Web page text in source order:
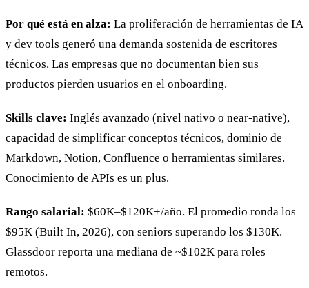
Por qué está en alza: La proliferación de herramientas de IA
y dev tools generó una demanda sostenida de escritores
técnicos. Las empresas que no documentan bien sus
productos pierden usuarios en el onboarding.
Skills clave: Inglés avanzado (nivel nativo o near-native),
capacidad de simplificar conceptos técnicos, dominio de
Markdown, Notion, Confluence o herramientas similares.
Conocimiento de APIs es un plus.
Rango salarial: $60K–$120K+/año. El promedio ronda los
$95K (Built In, 2026), con seniors superando los $130K.
Glassdoor reporta una mediana de ~$102K para roles
remotos.